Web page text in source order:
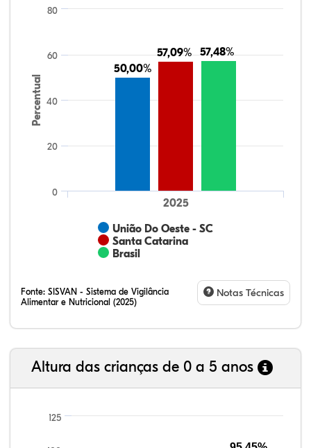
Percentual
50,00%
50,00%
57,09%
57,09% 57,48%
57,48%
União Do Oeste - SC
Santa Catarina
Brasil
2025
0
20
40
60
80
Fonte: SISVAN - Sistema de Vigilância
Alimentar e Nutricional (2025)
Notas Técnicas
Altura das crianças de 0 a 5 anos
125